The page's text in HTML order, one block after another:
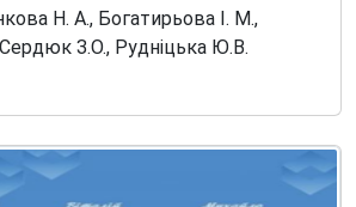
Н. А., Богатирьова І. М.,
З.О., Рудніцька Ю.В.